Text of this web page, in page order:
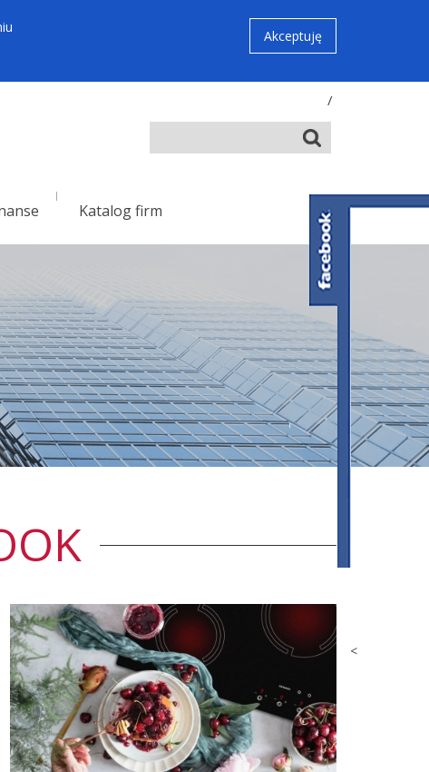
<
Akceptuję
/
Katalog firm